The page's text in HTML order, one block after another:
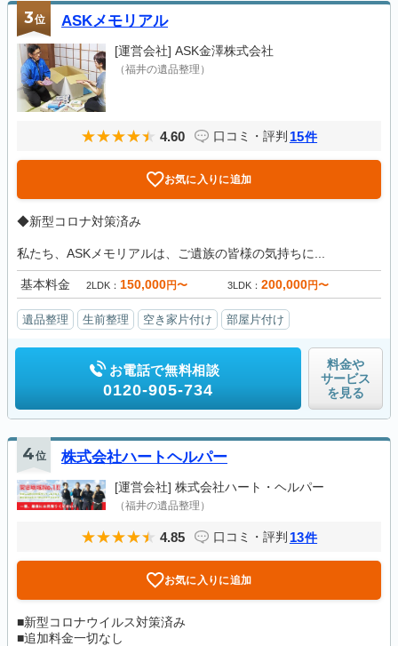
3位 ASKメモリアル
[運営会社] ASK金澤株式会社
（福井の遺品整理）
4.60 口コミ・評判 15件
お気に入りに追加
◆新型コロナ対策済み
私たち、ASKメモリアルは、ご遺族の皆様の気持ちに...
基本料金 2LDK 150,000円〜 3LDK 200,000円〜
遺品整理 生前整理 空き家片付け 部屋片付け
お電話で無料相談
0120-905-734
料金や
サービス
を見る
4位 株式会社ハートヘルパー
[運営会社] 株式会社ハート・ヘルパー
（福井の遺品整理）
4.85 口コミ・評判 13件
お気に入りに追加
■新型コロナウイルス対策済み
■追加料金一切なし